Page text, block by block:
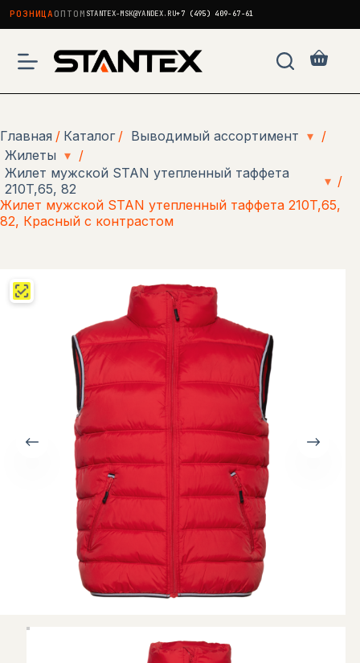
РОЗНИЦА ОПТОМ STANTEX-MSK@YANDEX.RU+7 (495) 409-67-61
сути
Главная / Каталог / Выводимый ассортимент ▾ /
Жилеты ▾ /
Жилет мужской STAN утепленный таффета
210T,65, 82
▾ /
Жилет мужской STAN утепленный таффета 210T,65,
82, Красный с контрастом